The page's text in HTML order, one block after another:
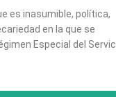
es inasumible, política,
en la que se
Especial del